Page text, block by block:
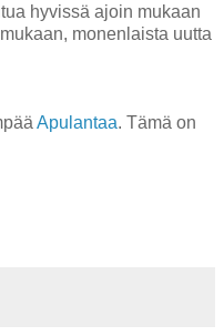
hyvissä ajoin mukaan
monenlaista uutta
Apulantaa. Tämä on